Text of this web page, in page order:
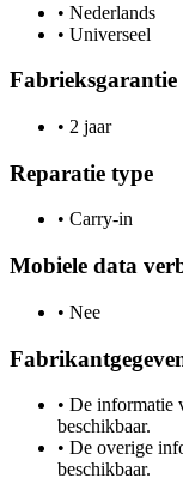
• Nederlands
• Universeel
• 2 jaar
Reparatie type
• Carry-in
Mobiele data
• Nee
• De informatie
beschikbaar.
• De overige
beschikbaar.